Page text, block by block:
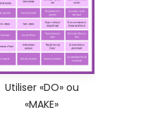
Utiliser «DO» ou
«MAKE»